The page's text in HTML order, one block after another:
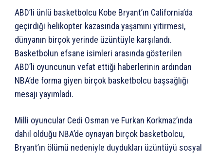
ABD’li ünlü basketbolcu Kobe Bryant’ın California’da
geçirdiği helikopter kazasında yaşamını yitirmesi,
dünyanın birçok yerinde üzüntüyle karşılandı.
Basketbolun efsane isimleri arasında gösterilen
ABD’li oyuncunun vefat ettiği haberlerinin ardından
NBA’de forma giyen birçok basketbolcu başsağlığı
mesajı yayımladı.
Milli oyuncular Cedi Osman ve Furkan Korkmaz’ında
dahil olduğu NBA’de oynayan birçok basketbolcu,
Bryant’ın ölümü nedeniyle duydukları üzüntüyü sosyal